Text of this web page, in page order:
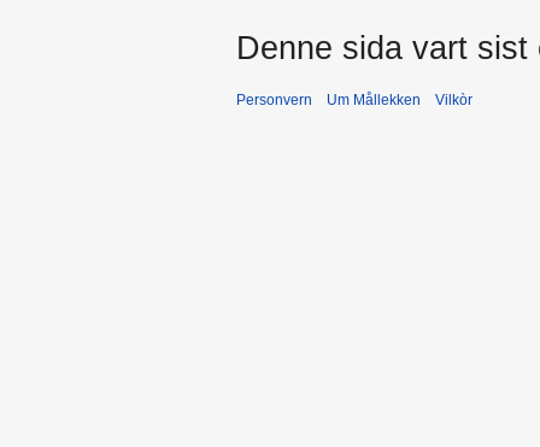
Denne sida vart
Personvern Um Mållekken Vilkòr